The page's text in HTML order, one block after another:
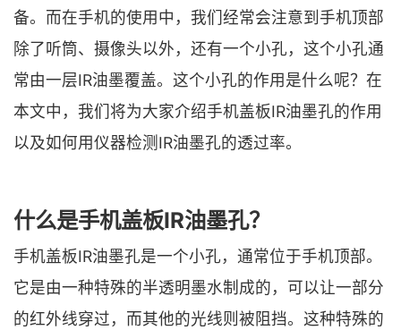
备。而在手机的使用中，我们经常会注意到手机顶部
除了听筒、摄像头以外，还有一个小孔，这个小孔通
常由一层IR油墨覆盖。这个小孔的作用是什么呢？在
本文中，我们将为大家介绍手机盖板IR油墨孔的作用
以及如何用仪器检测IR油墨孔的透过率。
什么是手机盖板IR油墨孔？
手机盖板IR油墨孔是一个小孔，通常位于手机顶部。
它是由一种特殊的半透明墨水制成的，可以让一部分
的红外线穿过，而其他的光线则被阻挡。这种特殊的